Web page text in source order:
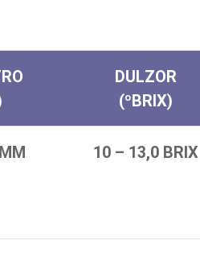
DULZOR
(ºBRIX)
10 – 13,0 BRIX